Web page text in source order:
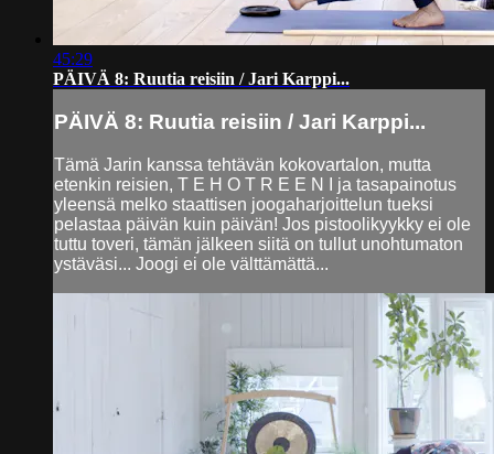
45:29
PÄIVÄ 8: Ruutia reisiin / Jari Karppi...
PÄIVÄ 8: Ruutia reisiin / Jari Karppi...
Tämä Jarin kanssa tehtävän kokovartalon, mutta
etenkin reisien, T E H O T R E E N I ja tasapainotus
yleensä melko staattisen joogaharjoittelun tueksi
pelastaa päivän kuin päivän! Jos pistoolikyykky ei ole
tuttu toveri, tämän jälkeen siitä on tullut unohtumaton
ystäväsi... Joogi ei ole välttämättä...